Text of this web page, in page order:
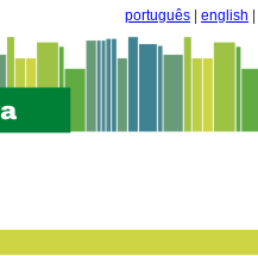
português english